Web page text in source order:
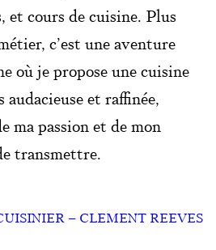
et cours de cuisine. Plus
c’est une aventure
où je propose une cuisine
audacieuse et raffinée,
ma passion et de mon
transmettre.
– CLEMENT REEVES